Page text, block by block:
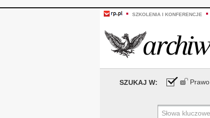
SZKOLENIA I KONFERENCJE
SZUKAJ W: Prawo